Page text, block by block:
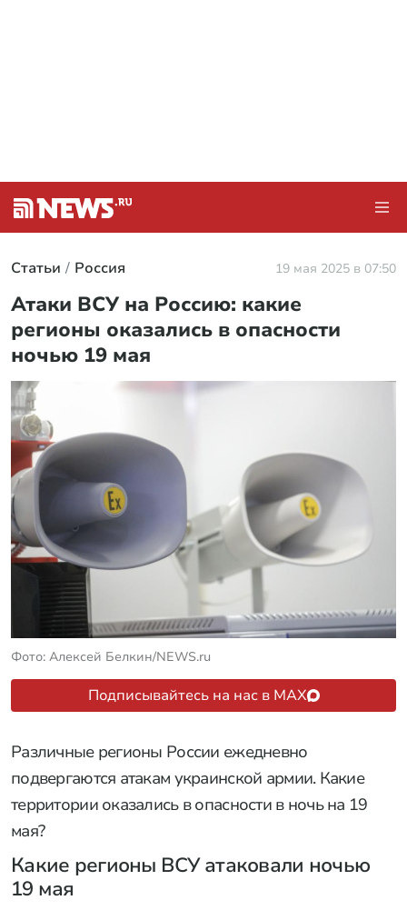
Статьи Россия 19 мая 2025 в 07:50
Атаки ВСУ на Россию: какие
регионы оказались в опасности
ночью 19 мая
Фото: Алексей Белкин/NEWS.ru
Подписывайтесь на нас в MAX
Различные регионы России ежедневно
подвергаются атакам украинской армии. Какие
территории оказались в опасности в ночь на 19
мая?
Какие регионы ВСУ атаковали ночью
19 мая